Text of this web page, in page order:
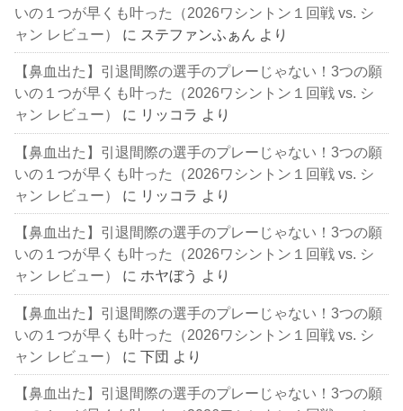
いの１つが早くも叶った（2026ワシントン１回戦 vs. シ
ャン レビュー）
に ステファンふぁん より
【鼻血出た】引退間際の選手のプレーじゃない！3つの願
いの１つが早くも叶った（2026ワシントン１回戦 vs. シ
ャン レビュー）
に リッコラ より
【鼻血出た】引退間際の選手のプレーじゃない！3つの願
いの１つが早くも叶った（2026ワシントン１回戦 vs. シ
ャン レビュー）
に リッコラ より
【鼻血出た】引退間際の選手のプレーじゃない！3つの願
いの１つが早くも叶った（2026ワシントン１回戦 vs. シ
ャン レビュー）
に ホヤぼう より
【鼻血出た】引退間際の選手のプレーじゃない！3つの願
いの１つが早くも叶った（2026ワシントン１回戦 vs. シ
ャン レビュー）
に下団 より
【鼻血出た】引退間際の選手のプレーじゃない！3つの願